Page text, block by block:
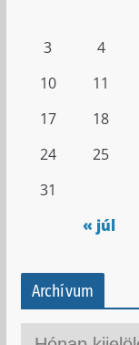
« júl
3
4
10
11
17
18
24
25
31
Archívum